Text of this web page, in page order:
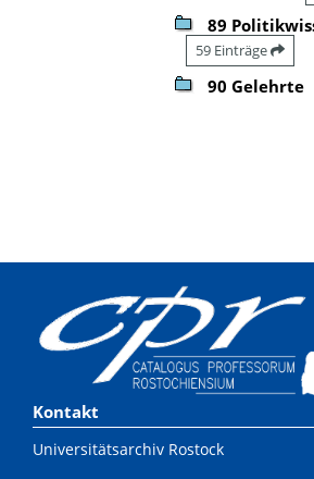
89
59 Einträge
90 Gelehrte
Kontakt
Universitätsarchiv Rostock